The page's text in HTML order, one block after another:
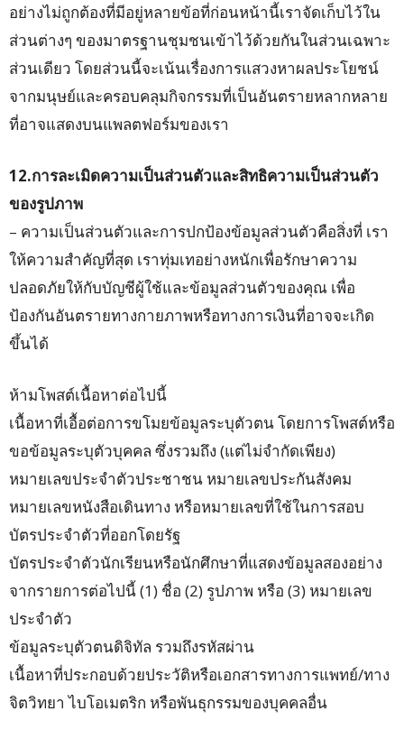
อย่างไม่ถูกต้องที่มีอยู่หลายข้อที่ก่อนหน้านี้เราจัดเก็บไว้ใน
ส่วนต่างๆ ของมาตรฐานชุมชนเข้าไว้ด้วยกันในส่วนเฉพาะ
ส่วนเดียว โดยส่วนนี้จะเน้นเรื่องการแสวงหาผลประโยชน์
จากมนุษย์และครอบคลุมกิจกรรมที่เป็นอันตรายหลากหลาย
ที่อาจแสดงบนแพลตฟอร์มของเรา
12.การละเมิดความเป็นส่วนตัวและสิทธิความเป็นส่วนตัว
ของรูปภาพ
– ความเป็นส่วนตัวและการปกป้องข้อมูลส่วนตัวคือสิ่งที่ เรา
ให้ความสำคัญที่สุด เราทุ่มเทอย่างหนักเพื่อรักษาความ
ปลอดภัยให้กับบัญชีผู้ใช้และข้อมูลส่วนตัวของคุณ เพื่อ
ป้องกันอันตรายทางกายภาพหรือทางการเงินที่อาจจะเกิด
ขึ้นได้
ห้ามโพสต์เนื้อหาต่อไปนี้
เนื้อหาที่เอื้อต่อการขโมยข้อมูลระบุตัวตน โดยการโพสต์หรือ
ขอข้อมูลระบุตัวบุคคล ซึ่งรวมถึง (แต่ไม่จำกัดเพียง)
หมายเลขประจำตัวประชาชน หมายเลขประกันสังคม
หมายเลขหนังสือเดินทาง หรือหมายเลขที่ใช้ในการสอบ
บัตรประจำตัวที่ออกโดยรัฐ
บัตรประจำตัวนักเรียนหรือนักศึกษาที่แสดงข้อมูลสองอย่าง
จากรายการต่อไปนี้ (1) ชื่อ (2) รูปภาพ หรือ (3) หมายเลข
ประจำตัว
ข้อมูลระบุตัวตนดิจิทัล รวมถึงรหัสผ่าน
เนื้อหาที่ประกอบด้วยประวัติหรือเอกสารทางการแพทย์/ทาง
จิตวิทยา ไบโอเมตริก หรือพันธุกรรมของบุคคลอื่น